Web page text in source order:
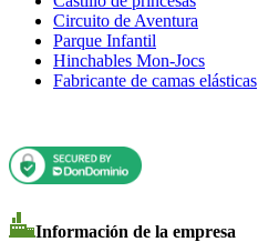
Circuito de Aventura
Parque Infantil
Hinchables Mon-Jocs
Fabricante de camas elásticas
Información de la empresa